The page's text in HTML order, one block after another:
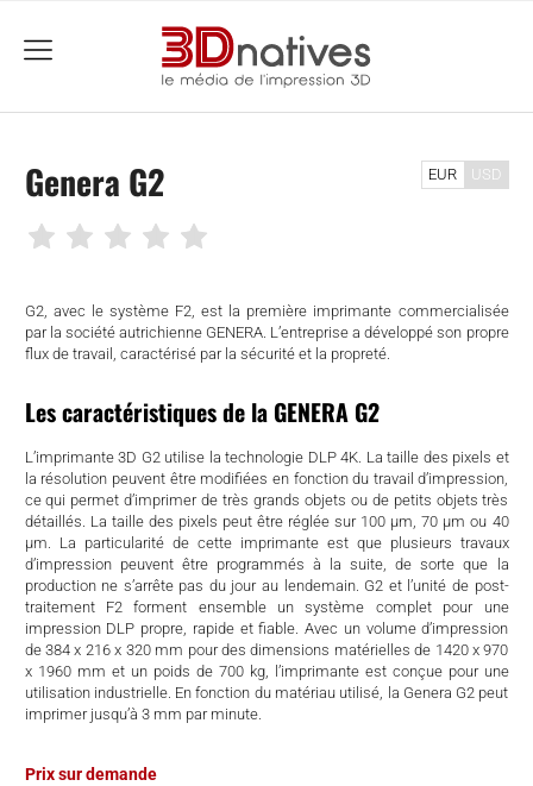
menu
Genera G2
G2, avec le système F2, est la première imprimante commercialisée
par la société autrichienne GENERA. L’entreprise a développé son propre
flux de travail, caractérisé par la sécurité et la propreté.
Les caractéristiques de la GENERA G2
L’imprimante 3D G2 utilise la technologie DLP 4K. La taille des pixels et
la résolution peuvent être modifiées en fonction du travail d’impression,
ce qui permet d’imprimer de très grands objets ou de petits objets très
détaillés. La taille des pixels peut être réglée sur 100 μm, 70 μm ou 40
μm. La particularité de cette imprimante est que plusieurs travaux
d’impression peuvent être programmés à la suite, de sorte que la
production ne s’arrête pas du jour au lendemain. G2 et l’unité de post-
traitement F2 forment ensemble un système complet pour une
impression DLP propre, rapide et fiable. Avec un volume d’impression
de 384 x 216 x 320 mm pour des dimensions matérielles de 1420 x 970
x 1960 mm et un poids de 700 kg, l’imprimante est conçue pour une
utilisation industrielle. En fonction du matériau utilisé, la Genera G2 peut
imprimer jusqu’à 3 mm par minute.
EUR USD
Prix sur demande